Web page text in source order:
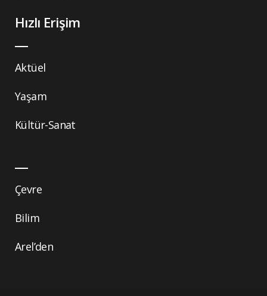
Hızlı Erişim
Aktüel
Yaşam
Kültür-Sanat
Çevre
Bilim
Arel’den